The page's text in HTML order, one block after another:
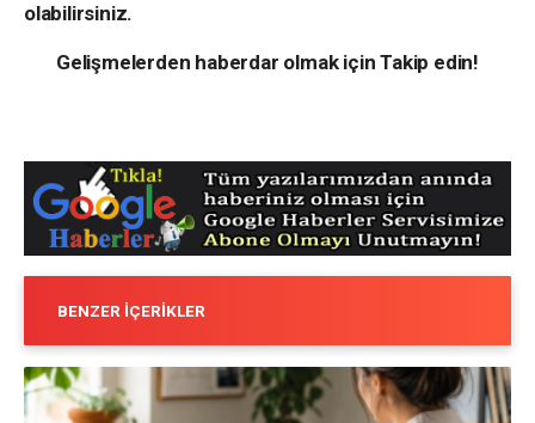
olabilirsiniz.
Gelişmelerden haberdar olmak için Takip edin!
BENZER İÇERIKLER